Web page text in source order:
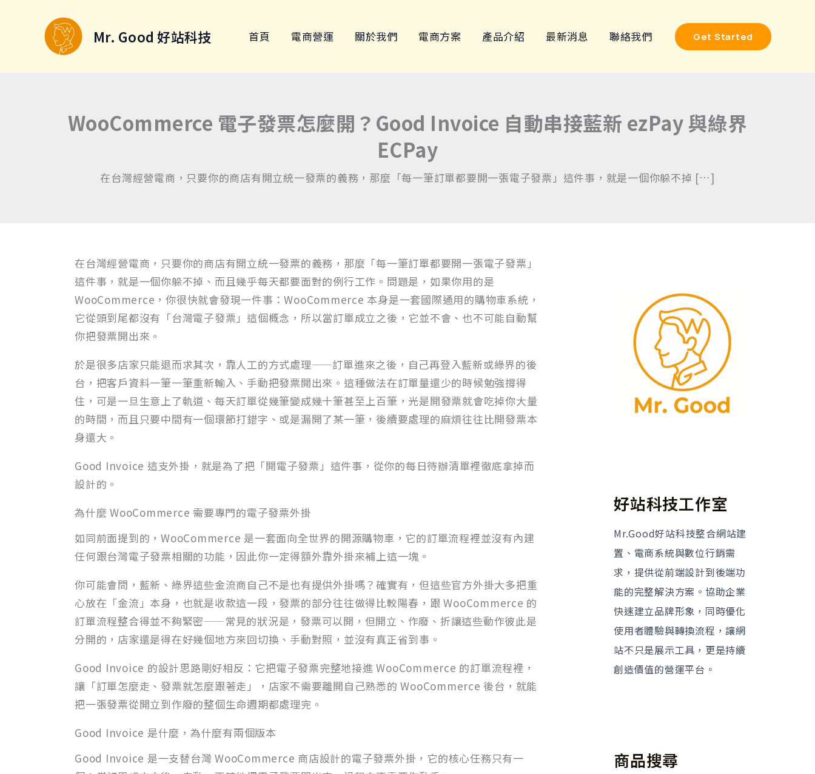
Mr. Good 好站科技 首頁 電商營運 關於我們 電商方案 產品介紹 最新消息 聯絡我們 Get Started
WooCommerce 電子發票怎麼開？Good Invoice 自動串接藍新 ezPay 與綠界
ECPay
在台灣經營電商，只要你的商店有開立統一發票的義務，那麼「每一筆訂單都要開一張電子發票」這件事，就是一個你躲不掉 […]
在台灣經營電商，只要你的商店有開立統一發票的義務，那麼「每一筆訂單都要開一張電子發票」
這件事，就是一個你躲不掉、而且幾乎每天都要面對的例行工作。問題是，如果你用的是
WooCommerce，你很快就會發現一件事：WooCommerce 本身是一套國際通用的購物車系統，
它從頭到尾都沒有「台灣電子發票」這個概念，所以當訂單成立之後，它並不會、也不可能自動幫
你把發票開出來。
於是很多店家只能退而求其次，靠人工的方式處理——訂單進來之後，自己再登入藍新或綠界的後
台，把客戶資料一筆一筆重新輸入、手動把發票開出來。這種做法在訂單量還少的時候勉強撐得
住，可是一旦生意上了軌道、每天訂單從幾筆變成幾十筆甚至上百筆，光是開發票就會吃掉你大量
的時間，而且只要中間有一個環節打錯字、或是漏開了某一筆，後續要處理的麻煩往往比開發票本
身還大。
Good Invoice 這支外掛，就是為了把「開電子發票」這件事，從你的每日待辦清單裡徹底拿掉而
設計的。
為什麼 WooCommerce 需要專門的電子發票外掛
如同前面提到的，WooCommerce 是一套面向全世界的開源購物車，它的訂單流程裡並沒有內建
任何跟台灣電子發票相關的功能，因此你一定得額外靠外掛來補上這一塊。
你可能會問，藍新、綠界這些金流商自己不是也有提供外掛嗎？確實有，但這些官方外掛大多把重
心放在「金流」本身，也就是收款這一段，發票的部分往往做得比較陽春，跟 WooCommerce 的
訂單流程整合得並不夠緊密——常見的狀況是，發票可以開，但開立、作廢、折讓這些動作彼此是
分開的，店家還是得在好幾個地方來回切換、手動對照，並沒有真正省到事。
Good Invoice 的設計思路剛好相反：它把電子發票完整地接進 WooCommerce 的訂單流程裡，
讓「訂單怎麼走、發票就怎麼跟著走」，店家不需要離開自己熟悉的 WooCommerce 後台，就能
把一張發票從開立到作廢的整個生命週期都處理完。
Good Invoice 是什麼，為什麼有兩個版本
Good Invoice 是一支替台灣 WooCommerce 商店設計的電子發票外掛，它的核心任務只有一
好站科技工作室
Mr.Good好站科技整合網站建
置、電商系統與數位行銷需
求，提供從前端設計到後端功
能的完整解決方案。協助企業
快速建立品牌形象，同時優化
使用者體驗與轉換流程，讓網
站不只是展示工具，更是持續
創造價值的營運平台。
商品搜尋
尋